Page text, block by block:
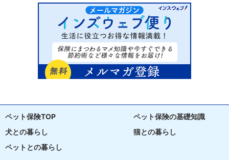
ペット保険TOP
ペット保険の基礎知識
犬との暮らし
猫との暮らし
ペットとの暮らし